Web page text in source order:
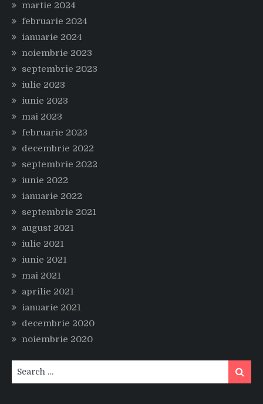
martie 2024
februarie 2024
ianuarie 2024
noiembrie 2023
septembrie 2023
iulie 2023
iunie 2023
mai 2023
februarie 2023
decembrie 2022
septembrie 2022
iunie 2022
ianuarie 2022
septembrie 2021
august 2021
iulie 2021
iunie 2021
mai 2021
aprilie 2021
ianuarie 2021
decembrie 2020
noiembrie 2020
Search
for:
Search